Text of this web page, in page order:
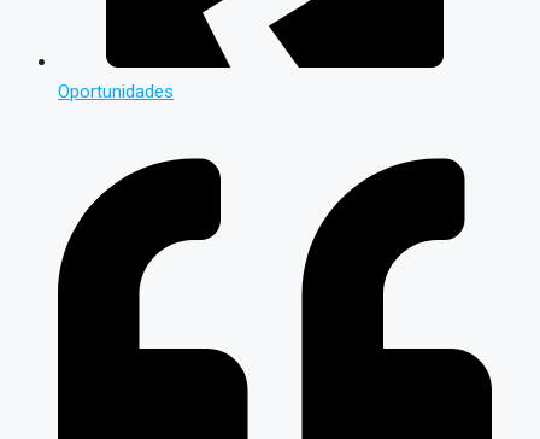
Oportunidades